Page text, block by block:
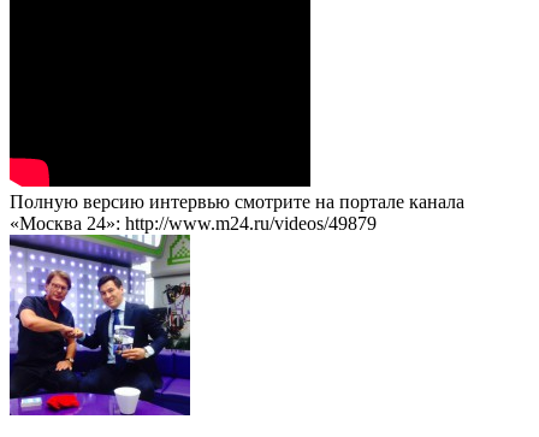
Полную версию интервью смотрите на портале канала
«Москва 24»: http://www.m24.ru/videos/49879